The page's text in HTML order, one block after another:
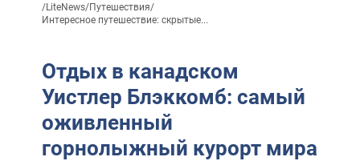
/LiteNews/Путешествия/
Интересное путешествие: скрытые...
Отдых в канадском
Уистлер Блэккомб: самый
оживленный
горнолыжный курорт мира